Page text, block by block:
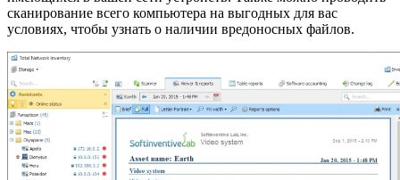
сканирование всего компьютера на выгодных для вас
условиях, чтобы узнать о наличии вредоносных файлов.